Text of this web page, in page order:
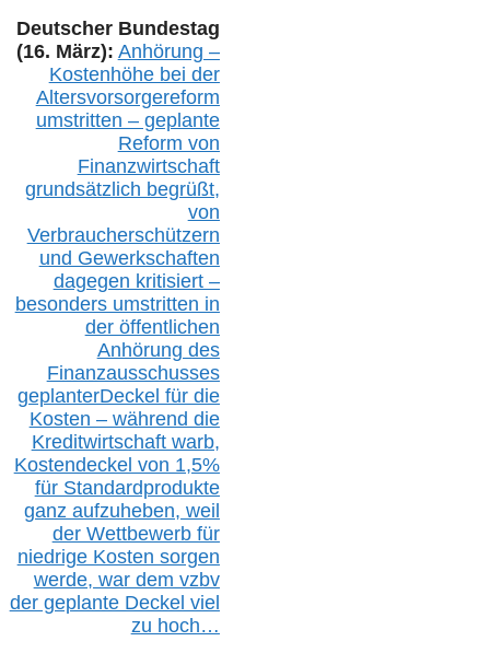
Deutscher Bundestag
(16. März): Anhörung –
Kostenhöhe bei der
Altersvorsorgereform
umstritten – geplante
Reform von
Finanzwirtschaft
grundsätzlich begrüßt,
von
Verbraucherschützern
und Gewerkschaften
dagegen kritisiert –
besonders umstritten in
der öffentlichen
Anhörung des
Finanzausschusses
geplanterDeckel für die
Kosten – während die
Kreditwirtschaft warb,
Kostendeckel von 1,5%
für Standardprodukte
ganz aufzuheben, weil
der Wettbewerb für
niedrige Kosten sorgen
werde, war dem vzbv
der geplante Deckel viel
zu hoch…